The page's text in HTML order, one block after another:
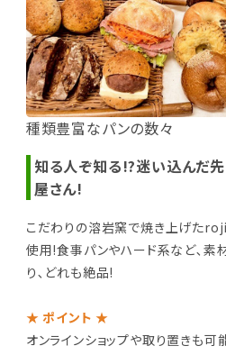
種類豊富なパンの数々
知る人ぞ知る!?迷い込んだ
屋さん!
こだわりの溶岩窯で焼き上げた
使用!食事パンやハード系など､素
り､どれも絶品!
★ ポイント ★
オンラインショップや取り置きも可